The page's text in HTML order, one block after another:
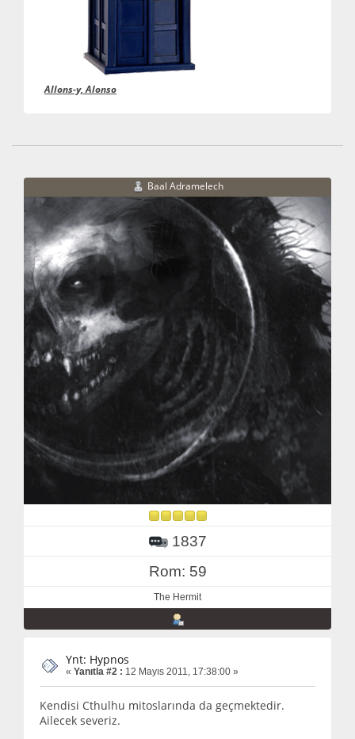
Allons-y, Alonso
Baal Adramelech
1837
Rom: 59
The Hermit
Ynt: Hypnos
« Yanıtla #2 : 12 Mayıs 2011, 17:38:00 »
Kendisi Cthulhu mitoslarında da geçmektedir.
Ailecek severiz.